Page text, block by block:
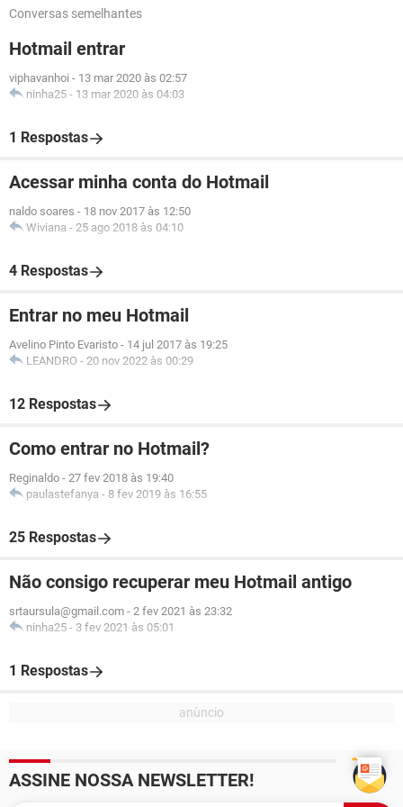
Conversas semelhantes
Hotmail entrar
viphavanhoi - 13 mar 2020 às 02:57
ninha25 - 13 mar 2020 às 04:03
1 Respostas
Acessar minha conta do Hotmail
naldo soares - 18 nov 2017 às 12:50
Wiviana - 25 ago 2018 às 04:10
4 Respostas
Entrar no meu Hotmail
Avelino Pinto Evaristo - 14 jul 2017 às 19:25
LEANDRO - 20 nov 2022 às 00:29
12 Respostas
Como entrar no Hotmail?
Reginaldo - 27 fev 2018 às 19:40
paulastefanya - 8 fev 2019 às 16:55
25 Respostas
Não consigo recuperar meu Hotmail antigo
srtaursula@gmail.com - 2 fev 2021 às 23:32
ninha25 - 3 fev 2021 às 05:01
1 Respostas
ASSINE NOSSA NEWSLETTER!